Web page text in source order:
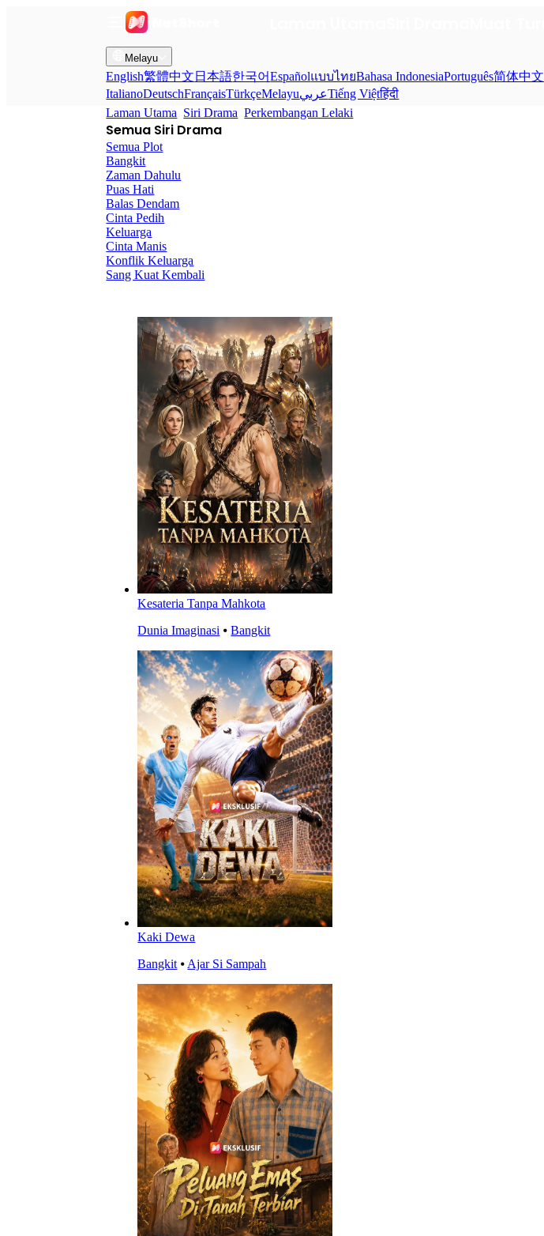
Melayu
English繁體中文 日本語한국어EspañolแบบไทยBahasa IndonesiaPortuguês简体中文
ItalianoDeutschFrançaisTürkçeMelayuعربيTiếng Việtहिंदी
Laman Utama Siri Drama Perkembangan Lelaki
Semua Siri Drama
Semua Plot
Bangkit
Zaman Dahulu
Puas Hati
Balas Dendam
Cinta Pedih
Keluarga
Cinta Manis
Konflik Keluarga
Sang Kuat Kembali
Kesateria Tanpa Mahkota
Dunia Imaginasi ⦁Bangkit
Kaki Dewa
Bangkit ⦁ Ajar Si Sampah